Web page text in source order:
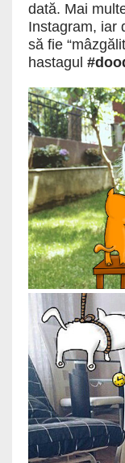
dată. Mai
Instagram, iar
să fie
hastagul